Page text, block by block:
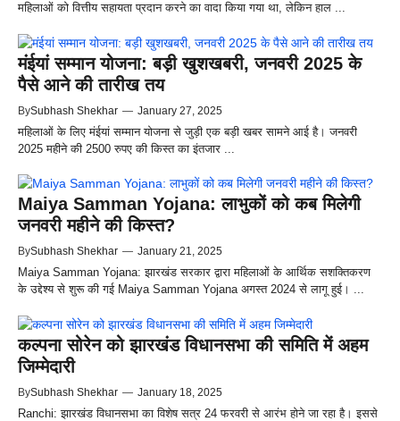
महिलाओं को वित्तीय सहायता प्रदान करने का वादा किया गया था, लेकिन हाल ...
मंईयां सम्मान योजना: बड़ी खुशखबरी, जनवरी 2025 के
पैसे आने की तारीख तय
BySubhash Shekhar — January 27, 2025
महिलाओं के लिए मंईयां सम्मान योजना से जुड़ी एक बड़ी खबर सामने आई है। जनवरी
2025 महीने की 2500 रुपए की किस्त का इंतजार ...
Maiya Samman Yojana: लाभुकों को कब मिलेगी
जनवरी महीने की किस्त?
BySubhash Shekhar — January 21, 2025
Maiya Samman Yojana: झारखंड सरकार द्वारा महिलाओं के आर्थिक सशक्तिकरण
के उद्देश्य से शुरू की गई Maiya Samman Yojana अगस्त 2024 से लागू हुई। ...
कल्पना सोरेन को झारखंड विधानसभा की समिति में अहम
जिम्मेदारी
BySubhash Shekhar — January 18, 2025
Ranchi: झारखंड विधानसभा का विशेष सत्र 24 फरवरी से आरंभ होने जा रहा है। इससे